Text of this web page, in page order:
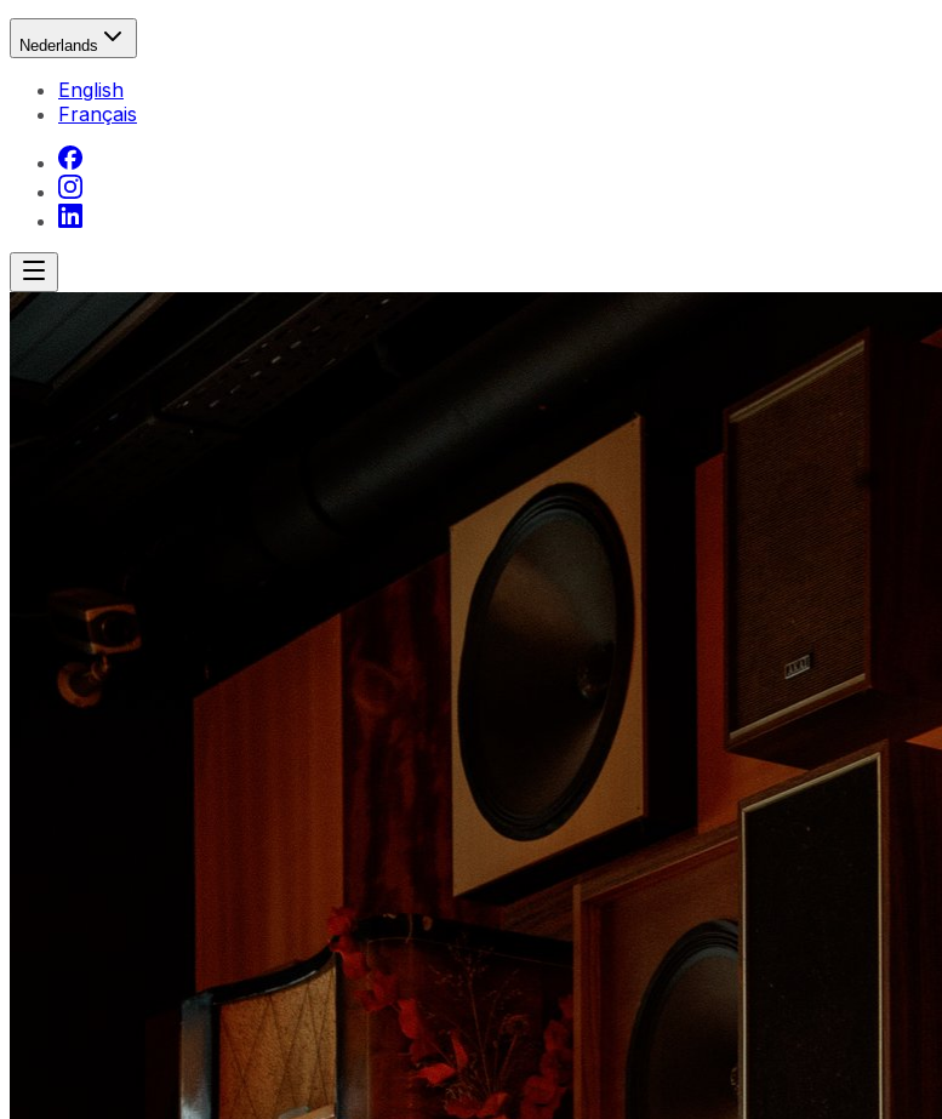
Nederlands
English
Français